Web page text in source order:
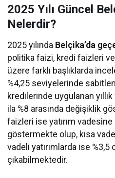
2025 Yılı Güncel
Nelerdir?
2025 yılında Belçika’da
politika faizi, kredi faizleri
üzere farklı başlıklarda
%4,25 seviyelerinde
kredilerinde uygulanan
ila %8 arasında değişiklik
faizleri ise yatırım vadesine
göstermekte olup, kısa
vadeli yatırımlarda ise %3,5
çıkabilmektedir.